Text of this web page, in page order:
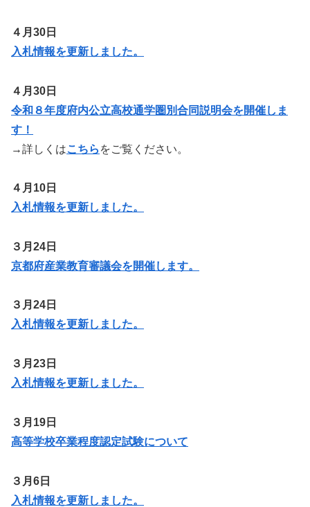
４月30日
入札情報を更新しました。
４月30日
令和８年度府内公立高校通学圏別合同説明会を開催しま
す！
→詳しくはこちら をご覧ください。
４月10日
入札情報を更新しました。
３月24日
京都府産業教育審議会を開催します。
３月24日
入札情報を更新しました。
３月23日
入札情報を更新しました。
３月19日
高等学校卒業程度認定試験について
３月6日
入札情報を更新しま した。